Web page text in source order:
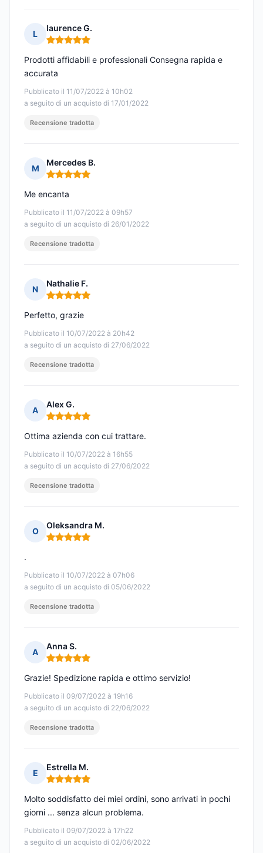
L
laurence G.
Nota: 5 su 5
Pubblicato il 11/07/2022 à 10h02
a seguito di un acquisto di 17/01/2022
Prodotti affidabili e professionali Consegna rapida e
accurata
Recensione tradotta
M
Mercedes B.
Nota: 5 su 5
Pubblicato il 11/07/2022 à 09h57
a seguito di un acquisto di 26/01/2022
Me encanta
Recensione tradotta
N
Nathalie F.
Nota: 5 su 5
Pubblicato il 10/07/2022 à 20h42
a seguito di un acquisto di 27/06/2022
Perfetto, grazie
Recensione tradotta
A
Alex G.
Nota: 5 su 5
Pubblicato il 10/07/2022 à 16h55
a seguito di un acquisto di 27/06/2022
Ottima azienda con cui trattare.
Recensione tradotta
O
Oleksandra M.
Nota: 5 su 5
Pubblicato il 10/07/2022 à 07h06
a seguito di un acquisto di 05/06/2022
.
Recensione tradotta
A
Anna S.
Nota: 5 su 5
Pubblicato il 09/07/2022 à 19h16
a seguito di un acquisto di 22/06/2022
Grazie! Spedizione rapida e ottimo servizio!
Recensione tradotta
E
Estrella M.
Nota: 5 su 5
Pubblicato il 09/07/2022 à 17h22
a seguito di un acquisto di 02/06/2022
Molto soddisfatto dei miei ordini, sono arrivati in pochi
giorni ... senza alcun problema.